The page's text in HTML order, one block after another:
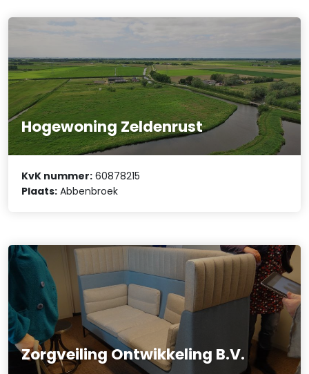
Hogewoning Zeldenrust
KvK nummer: 60878215
Plaats: Abbenbroek
Zorgveiling Ontwikkeling B.V.